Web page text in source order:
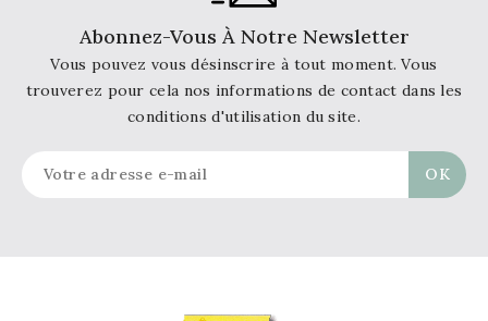
Abonnez-Vous À Notre Newsletter
Vous pouvez vous désinscrire à tout moment. Vous
trouverez pour cela nos informations de contact dans les
conditions d'utilisation du site.